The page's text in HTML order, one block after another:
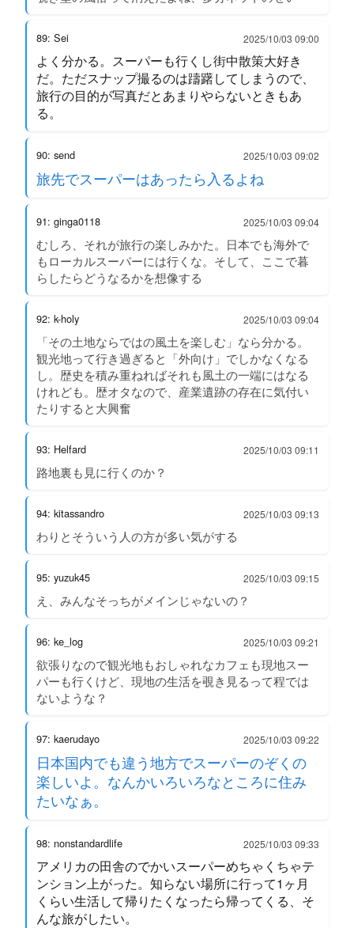
89: Sei 2025/10/03 09:00
よく分かる。スーパーも行くし街中散策大好き
だ。ただスナップ撮るのは躊躇してしまうので、
旅行の目的が写真だとあまりやらないときもあ
る。
90: send 2025/10/03 09:02
旅先でスーパーはあったら入るよね
91: ginga0118 2025/10/03 09:04
むしろ、それが旅行の楽しみかた。日本でも海外で
もローカルスーパーには行くな。そして、ここで暮
らしたらどうなるかを想像する
92: k-holy 2025/10/03 09:04
「その土地ならではの風土を楽しむ」なら分かる。
観光地って行き過ぎると「外向け」でしかなくなる
し。歴史を積み重ねればそれも風土の一端にはなる
けれども。歴オタなので、産業遺跡の存在に気付い
たりすると大興奮
93: Helfard 2025/10/03 09:11
路地裏も見に行くのか？
94: kitassandro 2025/10/03 09:13
わりとそういう人の方が多い気がする
95: yuzuk45 2025/10/03 09:15
え、みんなそっちがメインじゃないの？
96: ke_log 2025/10/03 09:21
欲張りなので観光地もおしゃれなカフェも現地スー
パーも行くけど、現地の生活を覗き見るって程では
ないような？
97: kaerudayo 2025/10/03 09:22
日本国内でも違う地方でスーパーのぞくの
楽しいよ。なんかいろいろなところに住み
たいなぁ。
98: nonstandardlife 2025/10/03 09:33
アメリカの田舎のでかいスーパーめちゃくちゃテ
ンション上がった。知らない場所に行って1ヶ月
くらい生活して帰りたくなったら帰ってくる、そ
んな旅がしたい。